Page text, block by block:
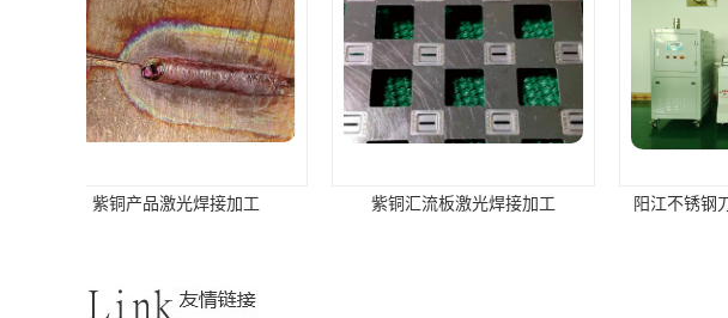
紫铜汇流板激光焊接加工 阳江不锈钢刀柄自动激光焊接机 不锈